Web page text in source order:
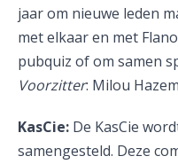
jaar om nieuwe leden
met elkaar en met
pubquiz of om samen
Voorzitter: Milou
KasCie: De KasCie
samengesteld. Deze